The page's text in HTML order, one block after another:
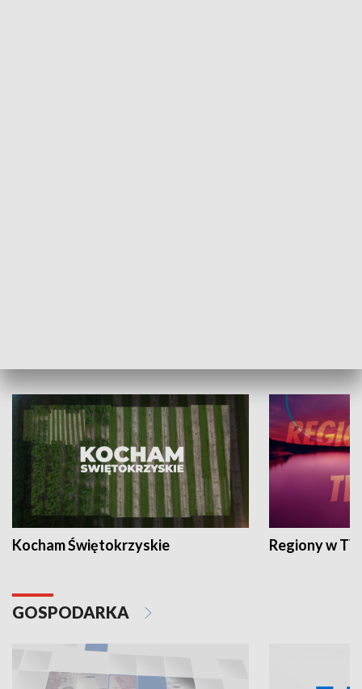
Kocham Świętokrzyskie Regiony w
GOSPODARKA